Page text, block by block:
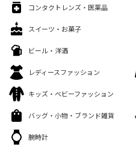
コンタクトレンズ・医薬品
スイーツ・お菓子
ビール・洋酒
レディースファッション
キッズ・ベビーファッション
バッグ・小物・ブランド雑貨
腕時計